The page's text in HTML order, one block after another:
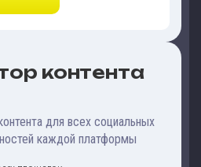
контента
для всех социальных
каждой платформы